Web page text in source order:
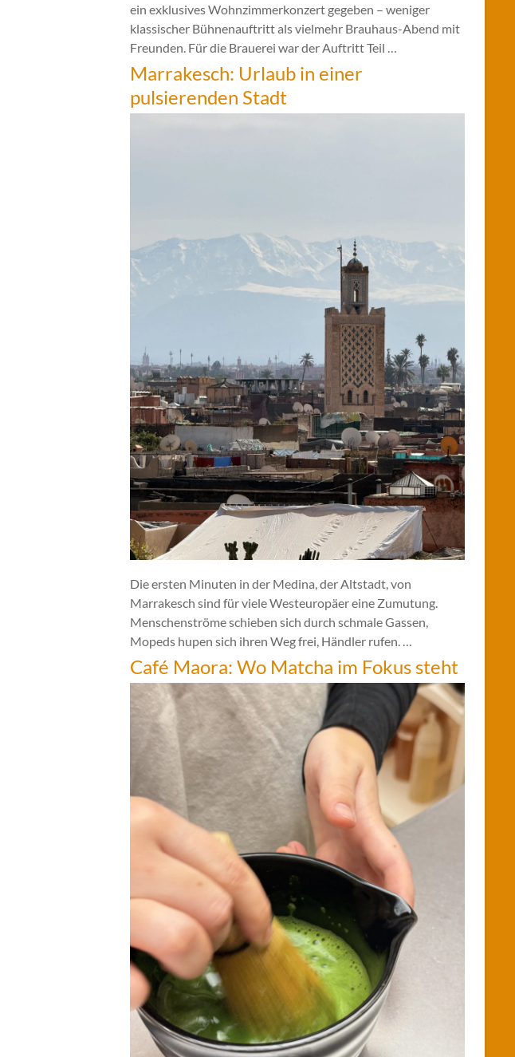
ein exklusives Wohnzimmerkonzert gegeben – weniger
klassischer Bühnenauftritt als vielmehr Brauhaus-Abend mit
Freunden. Für die Brauerei war der Auftritt Teil …
Marrakesch: Urlaub in einer
pulsierenden Stadt
Die ersten Minuten in der Medina, der Altstadt, von
Marrakesch sind für viele Westeuropäer eine Zumutung.
Menschenströme schieben sich durch schmale Gassen,
Mopeds hupen sich ihren Weg frei, Händler rufen. …
Café Maora: Wo Matcha im Fokus steht